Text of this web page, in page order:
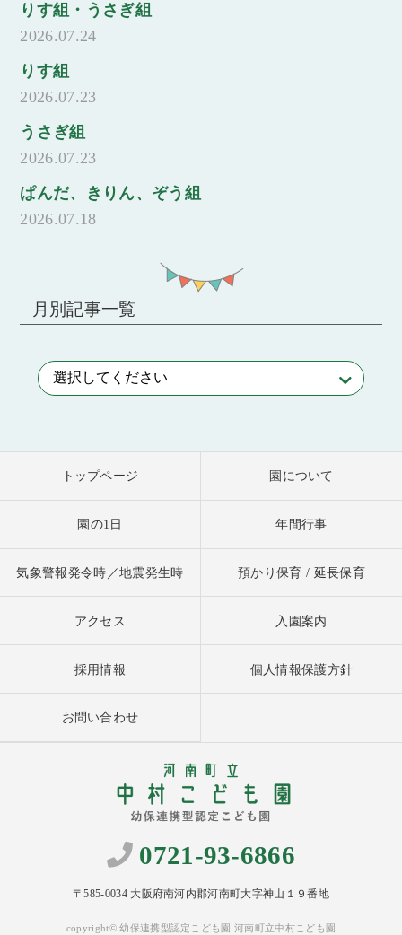
りす組・うさぎ組
2026.07.24
りす組
2026.07.23
うさぎ組
2026.07.23
ぱんだ、きりん、ぞう組
2026.07.18
月別記事一覧
トップページ 園について
園の1日 年間行事
気象警報発令時／地震発生時 預かり保育 / 延長保育
アクセス 入園案内
採用情報 個人情報保護方針
お問い合わせ
0721-93-6866
〒585-0034 大阪府南河内郡河南町大字神山１９番地
copyright© 幼保連携型認定こども園 河南町立中村こども園